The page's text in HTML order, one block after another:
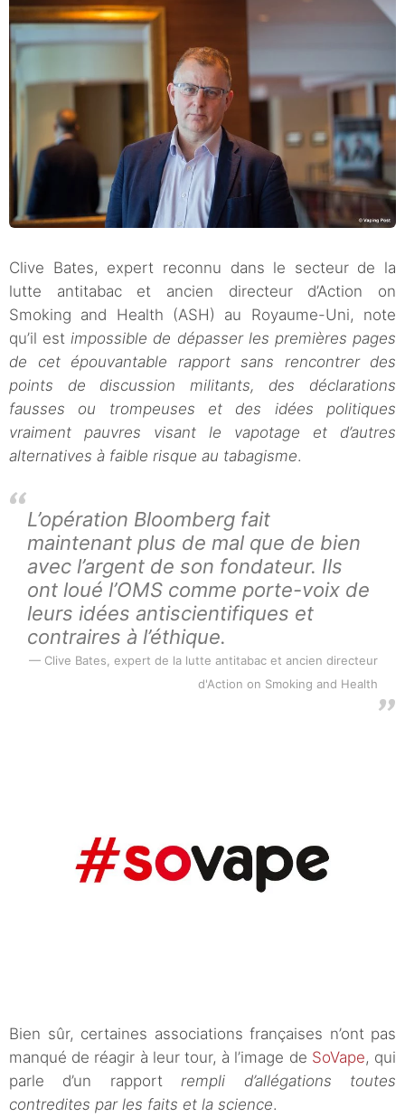
Clive Bates, expert reconnu dans le secteur de la
lutte antitabac et ancien directeur d’Action on
Smoking and Health (ASH) au Royaume-Uni, note
qu’il est impossible de dépasser les premières pages
de cet épouvantable rapport sans rencontrer des
points de discussion militants, des déclarations
fausses ou trompeuses et des idées politiques
vraiment pauvres visant le vapotage et d’autres
alternatives à faible risque au tabagisme.
L’opération Bloomberg fait
maintenant plus de mal que de bien
avec l’argent de son fondateur. Ils
ont loué l’OMS comme porte-voix de
leurs idées antiscientifiques et
contraires à l’éthique.
Clive Bates, expert de la lutte antitabac et ancien directeur
d'Action on Smoking and Health
Bien sûr, certaines associations françaises n’ont pas
manqué de réagir à leur tour, à l’image de SoVape, qui
parle d’un rapportrempli d’allégations toutes
contredites par les faits et la science.